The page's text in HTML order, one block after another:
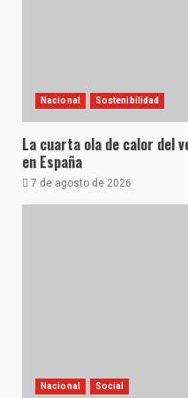
Nacional Sostenibilidad
La cuarta ola de calor del
en España
7 de agosto de 2026
Nacional Social